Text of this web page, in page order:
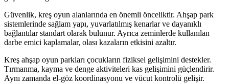
Güvenlik, kreş oyun alanlarında en önemli önceliktir. Ahşap park
sistemlerinde sağlam yapı, yuvarlatılmış kenarlar ve dayanıklı
bağlantılar standart olarak bulunur. Ayrıca zeminlerde kullanılan
darbe emici kaplamalar, olası kazaların etkisini azaltır.
Kreş ahşap oyun parkları çocukların fiziksel gelişimini destekler.
Tırmanma, kayma ve denge aktiviteleri kas gelişimini güçlendirir.
Aynı zamanda el-göz koordinasyonu ve vücut kontrolü gelişir.